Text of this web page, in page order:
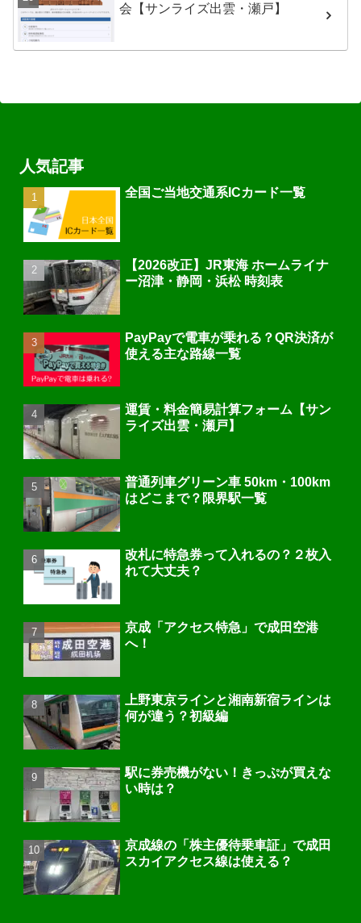
会【サンライズ出雲・瀬戸】
人気記事
全国ご当地交通系ICカード一覧
【2026改正】JR東海 ホームライナ
ー沼津・静岡・浜松 時刻表
PayPayで電車が乗れる？QR決済が
使える主な路線一覧
運賃・料金簡易計算フォーム【サン
ライズ出雲・瀬戸】
普通列車グリーン車 50km・100km
はどこまで？限界駅一覧
改札に特急券って入れるの？２枚入
れて大丈夫？
京成「アクセス特急」で成田空港
へ！
上野東京ラインと湘南新宿ラインは
何が違う？初級編
駅に券売機がない！きっぷが買えな
い時は？
京成線の「株主優待乗車証」で成田
スカイアクセス線は使える？